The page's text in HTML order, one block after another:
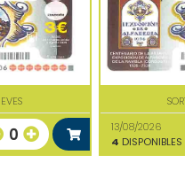
0
13/08/2026
4 DISPONIBLES